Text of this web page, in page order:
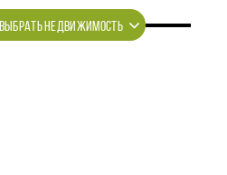
ВЫБРАТЬ НЕДВИЖИМОСТЬ